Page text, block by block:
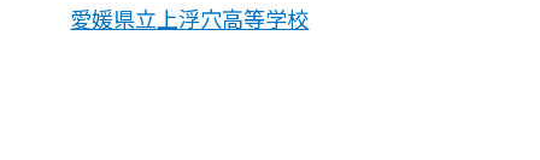
愛媛県立上浮穴高等学校